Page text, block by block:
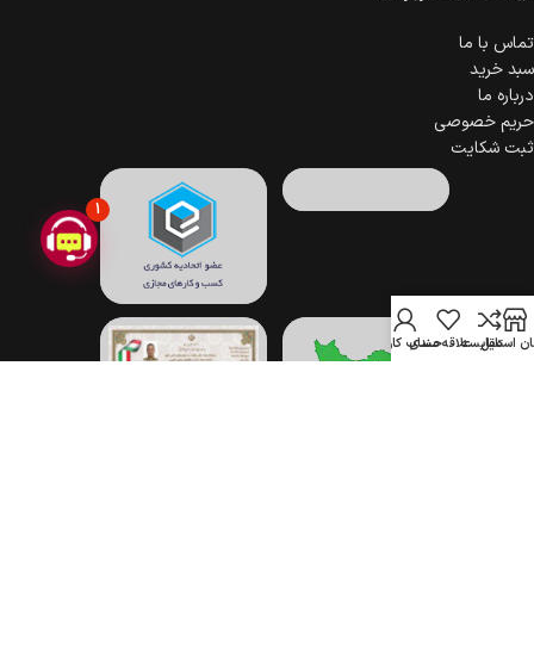
تماس با ما
سبد خرید
درباره ما
حریم خصوصی
ثبت شکایت
استایلمقایسهعلاقه مندی
حساب کاربری
1